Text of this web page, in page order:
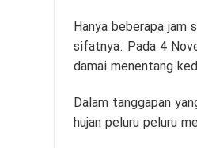
Hanya beberapa jam
sifatnya. Pada 4
damai menentang
Dalam tanggapan
hujan peluru peluru